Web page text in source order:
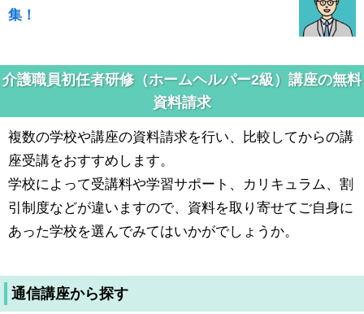
集！
介護職員初任者研修（ホームヘルパー2級）講座の無料
資料請求
複数の学校や講座の資料請求を行い、比較してからの講
座受講をおすすめします。
学校によって受講料や学習サポート、カリキュラム、割
引制度などが違いますので、資料を取り寄せてご自身に
あった学校を選んでみてはいかがでしょうか。
通信講座から探す